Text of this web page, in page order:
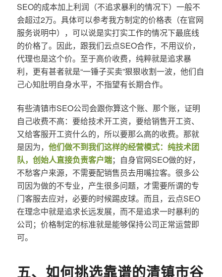
SEO的成本加上利润（不追求暴利的情况下）一般不
会超过2万。具体可以参考我方制定的价格表（在官网
服务说明中），可以说是实打实工作的情况下最底线
的价格了。因此，跟我们云点SEO合作，不用议价，
代理也是这个价。至于高价收费，纯粹就是追求暴
利，更有甚者就是“一锤子买卖”狠狠收割一波，他们自
己心知肚明自身水平，不指望有长期合作。
有些清镇市SEO公司会跟你算这个账、那个账，证明
自己收费不高：要给技术开工资，要给销售开工资、
又给客服开工资什么的，所以要那么高的收费。那就
是因为， 他们做不到我们这样的经营模式：纯技术团
队，创始人直接负责客户端；自身官网SEO做的好，
不愁客户来源，不需要配销售员去用嘴拉客。很多公
司因为做的不专业，产生很多问题，才需要所谓的专
门客服去应对，必要的时候踢皮球。而且，云点SEO
在理念中就是追求长远发展，而不是追求一时暴利的
公司；价格制定的标准就是能够保持公司正常运营即
可。
五、如何挑选靠谱的清镇市谷